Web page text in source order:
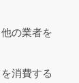
の業者を
消費する